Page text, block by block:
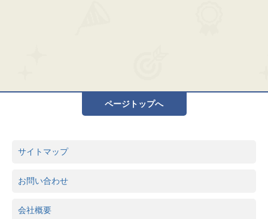
ページトップへ
サイトマップ
お問い合わせ
会社概要